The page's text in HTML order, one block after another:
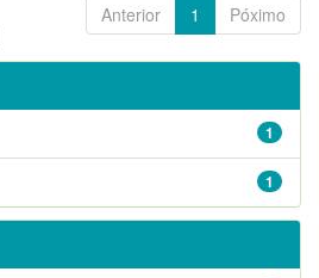
Anterior 1 Póximo
1
1